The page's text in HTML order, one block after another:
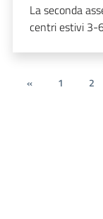
La seconda
centri estivi 3-
« 1 2